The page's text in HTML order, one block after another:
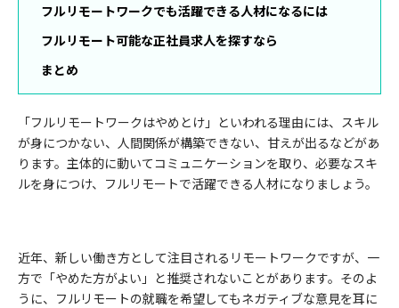
フルリモートワークでも活躍できる人材になるには
フルリモート可能な正社員求人を探すなら
まとめ
「フルリモートワークはやめとけ」といわれる理由には、スキル
が身につかない、人間関係が構築できない、甘えが出るなどがあ
ります。主体的に動いてコミュニケーションを取り、必要なスキ
ルを身につけ、フルリモートで活躍できる人材になりましょう。
近年、新しい働き方として注目されるリモートワークですが、一
方で「やめた方がよい」と推奨されないことがあります。そのよ
うに、フルリモートの就職を希望してもネガティブな意見を耳に